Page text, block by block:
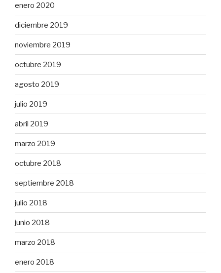
enero 2020
diciembre 2019
noviembre 2019
octubre 2019
agosto 2019
julio 2019
abril 2019
marzo 2019
octubre 2018
septiembre 2018
julio 2018
junio 2018
marzo 2018
enero 2018